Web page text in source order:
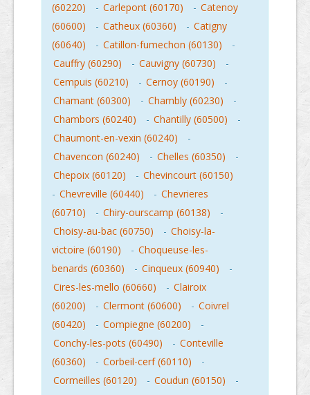
(60220)
- Carlepont (60170) - Catenoy
(60600)
- Catheux (60360) - Catigny
(60640)
- Catillon-fumechon (60130)
-
Cauffry (60290)
- Cauvigny (60730)
-
Cempuis (60210)
- Cernoy (60190)
-
Chamant (60300)
- Chambly (60230)
-
Chambors (60240)
- Chantilly (60500)
-
Chaumont-en-vexin (60240)
-
Chavencon (60240)
- Chelles (60350)
-
Chepoix (60120)
- Chevincourt (60150)
- Chevreville (60440) - Chevrieres
(60710)
- Chiry-ourscamp (60138)
-
Choisy-au-bac (60750)
- Choisy-la-
victoire (60190)
- Choqueuse-les-
benards (60360)
- Cinqueux (60940)
-
Cires-les-mello (60660)
- Clairoix
(60200)
- Clermont (60600) - Coivrel
(60420)
- Compiegne (60200)
-
Conchy-les-pots (60490)
- Conteville
(60360)
- Corbeil-cerf (60110)
-
Cormeilles (60120)
- Coudun (60150)
-